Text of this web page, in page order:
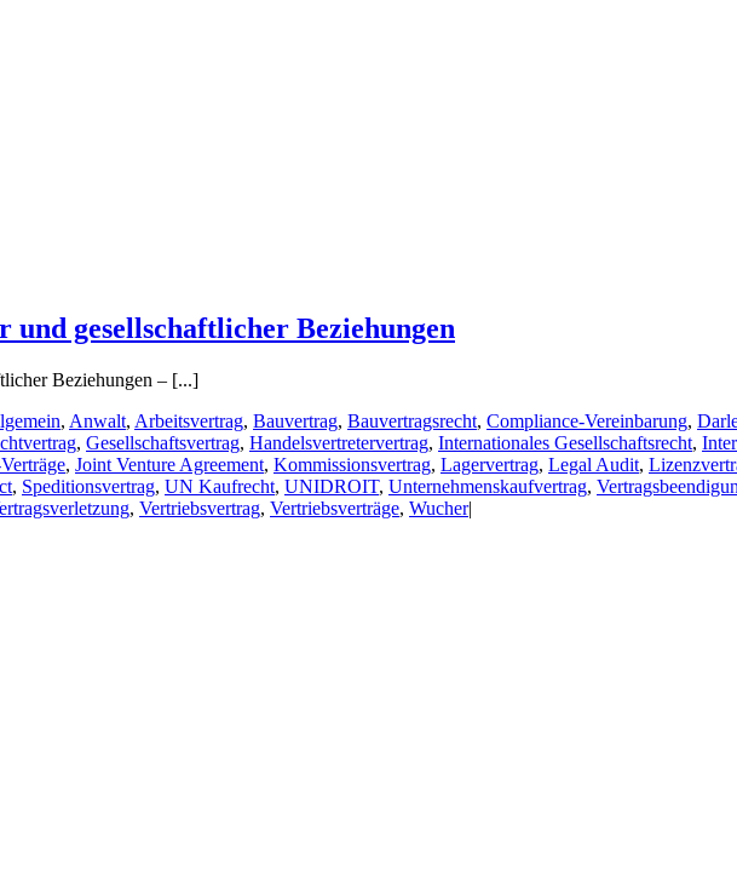
gesellschaftlicher Beziehungen
Beziehungen – [...]
, Anwalt, Arbeitsvertrag, Bauvertrag, Bauvertragsrecht, Compliance-Vereinbarung,
, Gesellschaftsvertrag, Handelsvertretervertrag, Internationales Gesellschaftsrecht,
, Joint Venture Agreement, Kommissionsvertrag, Lagervertrag, Legal Audit,
, Speditionsvertrag, UN Kaufrecht, UNIDROIT, Unternehmenskaufvertrag,
, Vertriebsvertrag, Vertriebsverträge, Wucher|